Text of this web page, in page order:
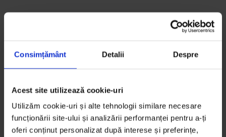
Consimțământ Detalii Despre
Acest site utilizează cookie-uri
Utilizăm cookie-uri și alte tehnologii similare necesare
funcționării site-ului și analizării performanței pentru a-ți
oferi conținut personalizat după interese și preferințe,